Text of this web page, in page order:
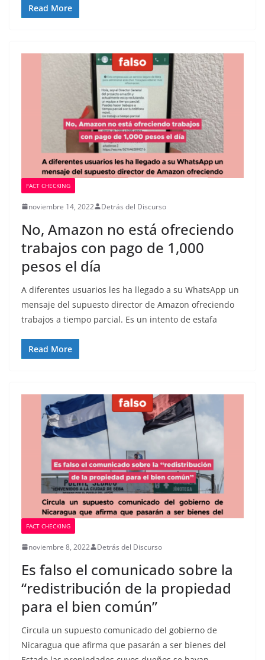
Read More
FACT CHECKING
noviembre 14, 2022 Detrás del Discurso
No, Amazon no está ofreciendo
trabajos con pago de 1,000
pesos el día
A diferentes usuarios les ha llegado a su WhatsApp un
mensaje del supuesto director de Amazon ofreciendo
trabajos a tiempo parcial. Es un intento de estafa
Read More
FACT CHECKING
noviembre 8, 2022 Detrás del Discurso
Es falso el comunicado sobre la
“redistribución de la propiedad
para el bien común”
Circula un supuesto comunicado del gobierno de
Nicaragua que afirma que pasarán a ser bienes del